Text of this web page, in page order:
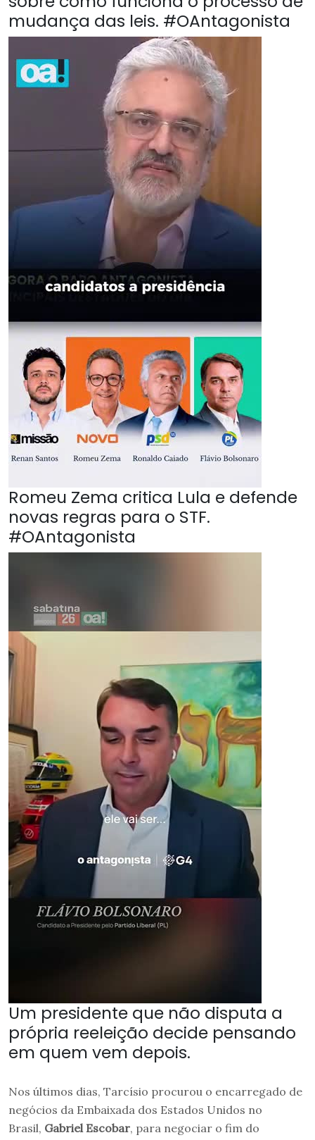
mudança das leis. #OAntagonista
Romeu Zema critica Lula e defende
novas regras para o STF.
#OAntagonista
Um presidente que não disputa a
própria reeleição decide pensando
em quem vem depois.
Nos últimos dias, Tarcísio procurou o encarregado de
negócios da Embaixada dos Estados Unidos no
Brasil, Gabriel Escobar, para negociar o fim do